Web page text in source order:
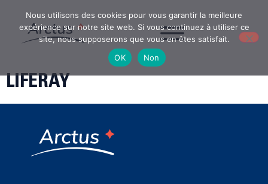
LIFERAY
Nous utilisons des cookies pour vous garantir la meilleure
expérience sur notre site web. Si vous continuez à utiliser ce
site, nous supposerons que vous en êtes satisfait.
OK
Non